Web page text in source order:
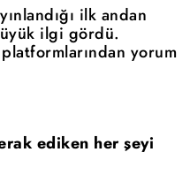
ilk andan
ilgi gördü.
yorum
ediken her şeyi